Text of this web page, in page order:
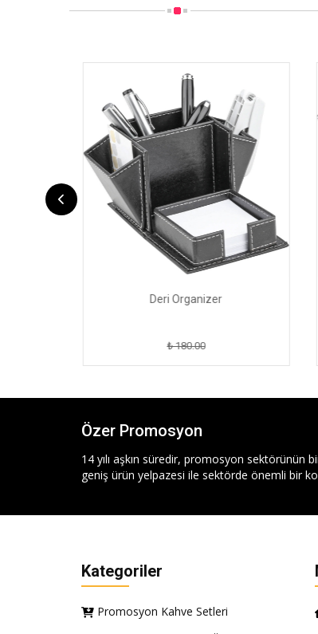
Deri Organizer
₺ 180.00
Özer Promosyon
14 yılı aşkın süredir, promosyon sektörünün
geniş ürün yelpazesi ile sektörde önemli bir
Kategoriler
Promosyon Kahve Setleri